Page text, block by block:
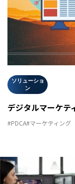
ソリューショ
ン
デジタルマーケテ
#PDCA#マーケティング